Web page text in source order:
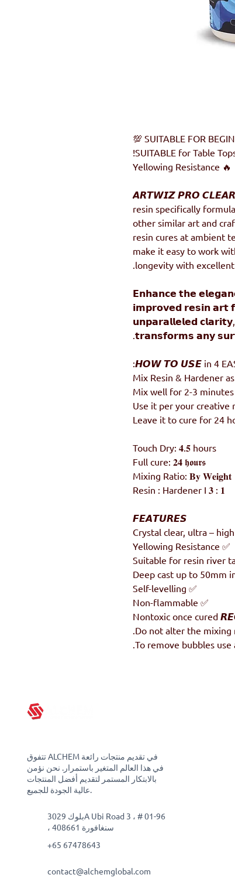
🔥 Yellowing Resistance
𝘼𝙍𝙏𝙒𝙄𝙕 𝙋𝙍𝙊 𝘾𝙇𝙀𝘼𝙍
resin specifically
other similar art and
resin cures at ambient
make it easy to work
longevity with
𝗘𝗻𝗵𝗮𝗻𝗰𝗲 𝘁𝗵𝗲
𝗶𝗺𝗽𝗿𝗼𝘃𝗲𝗱 𝗿𝗲𝘀𝗶𝗻 𝗮𝗿𝘁
𝘂𝗻𝗽𝗮𝗿𝗮𝗹𝗹𝗲𝗹𝗲𝗱
𝘁𝗿𝗮𝗻𝘀𝗳𝗼𝗿𝗺𝘀 𝗮𝗻𝘆
𝙃𝙊𝙒 𝙏𝙊 𝙐𝙎𝙀 in 4
Touch Dry: 𝟒.𝟓 hours
Full cure: 𝟐𝟒 𝖍𝖔𝖚𝖗𝖘
Mixing Ratio: 𝐁𝐲 𝐖𝐞𝐢𝐠𝐡𝐭
Resin : Hardener I 𝟑 : 𝟏
𝙁𝙀𝘼𝙏𝙐𝙍𝙀𝙎
✅ Yellowing Resistance
✅ Self-levelling
✅ Non-flammable
تتفوق ALCHEM في تقديم منتجات رائعة
في هذا العالم المتغير باستمرار. نحن نؤمن
بالابتكار المستمر لتقديم أفضل المنتجات
عالية الجودة للجميع.
بلوك 3029A Ubi Road 3 ، # 01-96
، سنغافورة 408661
+65 67478643
contact@alchemglobal.com